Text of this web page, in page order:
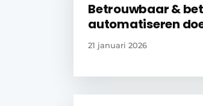
Betrouwbaar &
automatiseren
21 januari 2026